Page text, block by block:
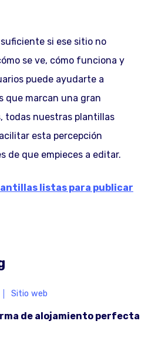
si ese sitio no
se ve, cómo funciona y
puede ayudarte a
que marcan una gran
todas nuestras plantillas
esta percepción
de que empieces a editar.
listas para publicar
Sitio web
de alojamiento perfecta